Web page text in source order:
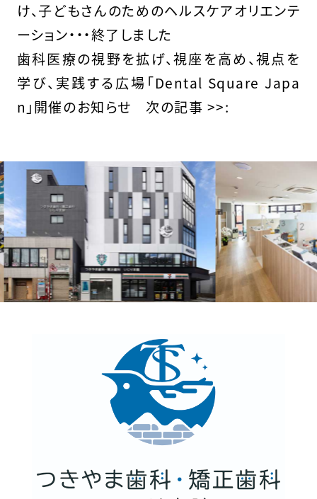
他
の
投
け、子どもさんのためのヘルスケアオリエンテ
ーション・・・終了しました
歯科医療の視野を拡げ、視座を高め、視点を
学び、実践する広場「Dental Square Japa
n」開催のお知らせ 次の記事 >>: